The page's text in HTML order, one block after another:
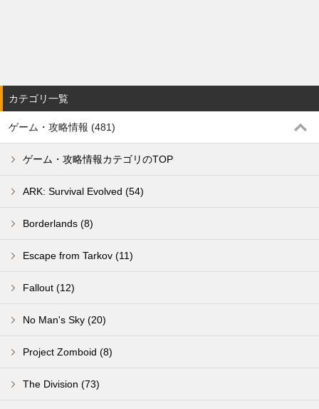
カテゴリ一覧
ゲーム・攻略情報 (481)
ゲーム・攻略情報カテゴリのTOP
ARK: Survival Evolved (54)
Borderlands (8)
Escape from Tarkov (11)
Fallout (12)
No Man's Sky (20)
Project Zomboid (8)
The Division (73)